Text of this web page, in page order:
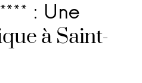
: Une
à Saint-